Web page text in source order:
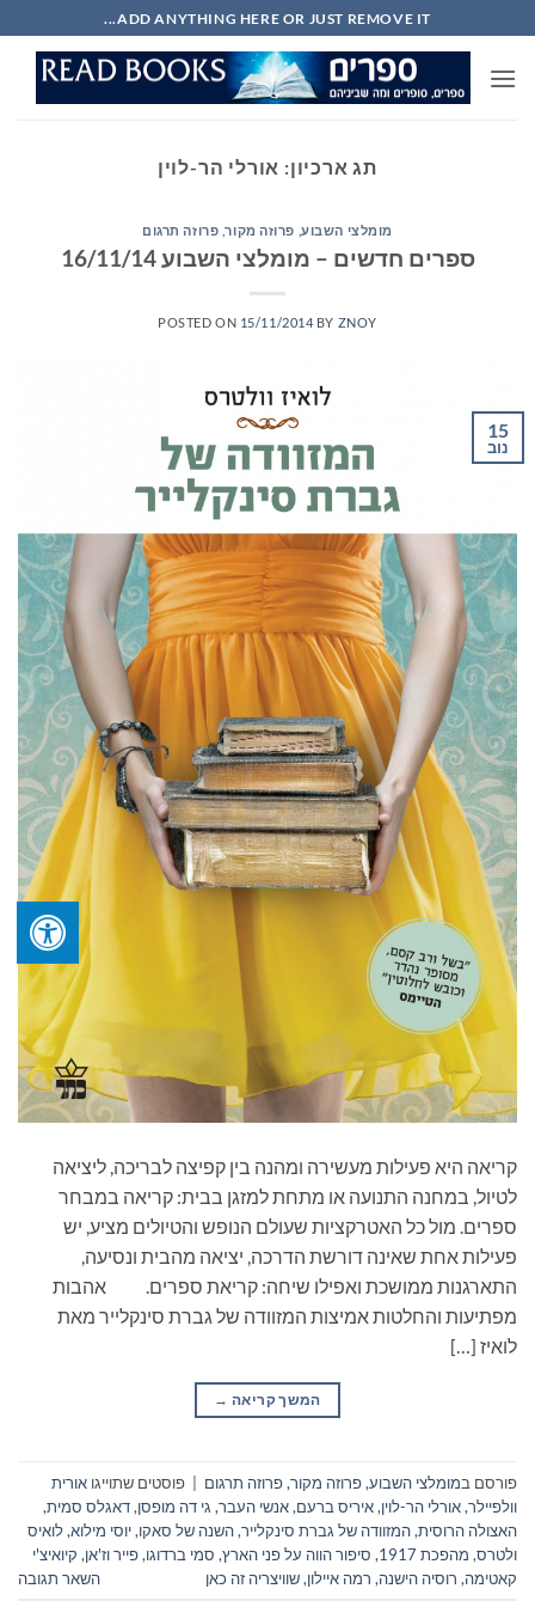
to
content
ADD ANYTHING HERE OR JUST REMOVE IT...
תג ארכיון: אורלי הר-לוין
מומלצי השבוע, פרוזה מקור, פרוזה תרגום
ספרים חדשים – מומלצי השבוע 16/11/14
POSTED ON 15/11/2014 BY ZNOY
15
נוב
קריאה היא פעילות מעשירה ומהנה בין קפיצה לבריכה, ליציאה
לטיול, במחנה התנועה או מתחת למזגן בבית: קריאה במבחר
ספרים. מול כל האטרקציות שעולם הנופש והטיולים מציע, יש
פעילות אחת שאינה דורשת הדרכה, יציאה מהבית ונסיעה,
התארגנות ממושכת ואפילו שיחה: קריאת ספרים. אהבות
מפתיעות והחלטות אמיצות המזוודה של גברת סינקלייר מאת
לואיז […]
המשך קריאה →
פורסם במומלצי השבוע,פרוזה מקור,פרוזה תרגום פוסטים שתוייגו אורית
וולפיילר,אורלי הר-לוין,איריס ברעם,אנשי העבר, גי דה מופסן,דאגלס סמית,
האצולה הרוסית,המזוודה של גברת סינקלייר,השנה של סאקו,יוסי מילוא,לואיס
ולטרס, מהפכת 1917 , סיפור הווה על פני הארץ, סמי ברדוגו,פייר וז'אן, קיואיצ'י
קאטימה, רוסיה הישנה, רמה איילון,שוויצריה זה כאן השאר תגובה